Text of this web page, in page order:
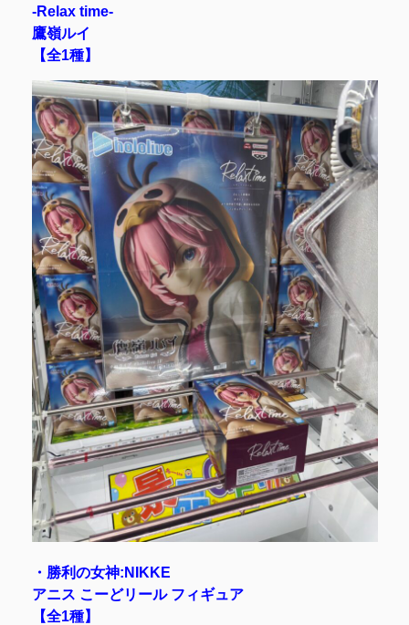
-Relax time-
鷹嶺ルイ
【全1種】
・勝利の女神:NIKKE
アニス こーどリール フィギュア
【全1種】